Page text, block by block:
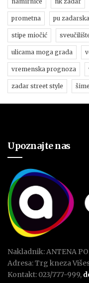
prometna pu zadarska
stipe miočić
ulicama moga grada
vremenska prognoza
zadar street style
Upoznajte nas
Nakladnik: ANTENA
Adresa: Trg kneza
Kontakt: 023/777-999,